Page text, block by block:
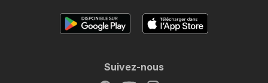
Suivez-nous